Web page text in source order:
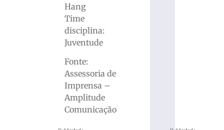
Hang
Time
disciplina:
Juventude
Fonte:
Assessoria de
Imprensa –
Amplitude
Comunicação